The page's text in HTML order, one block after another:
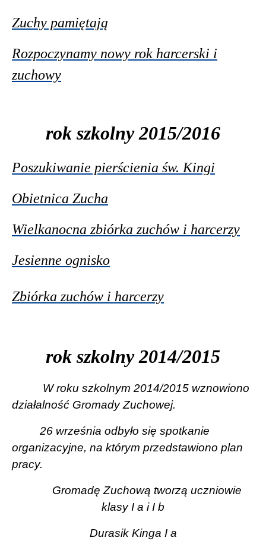
Zuchy pamiętają
Rozpoczynamy nowy rok harcerski i
zuchowy
rok szkolny 2015/2016
Poszukiwanie pierścienia św. Kingi
Obietnica Zucha
Wielkanocna zbiórka zuchów i harcerzy
Jesienne ognisko
Zbiórka zuchów i harcerzy
rok szkolny 2014/2015
W roku szkolnym 2014/2015 wznowiono
działalność Gromady Zuchowej.
26 września odbyło się spotkanie
organizacyjne, na którym przedstawiono plan
pracy.
Gromadę Zuchową tworzą uczniowie
klasy I a i I b
Durasik Kinga I a